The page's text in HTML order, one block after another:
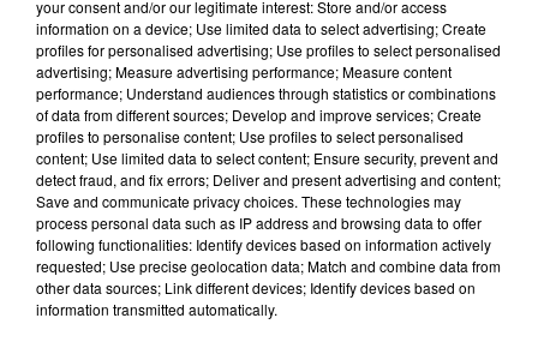
— Lustyuki (@lustyuki)September 28, 2020
Ah bordel! Tu as quelque chose contre les échalotes? Et
moi qui pensait que mes rdv Tinder étaient nazes
�xÈ�xÈ‍'�️#lamourestdanslepre
— Nela C �x!Èx!Èx!Èx!� (@Nela0212)September 28,
2020
#ADP2020#ADPla cuisine a l échalote...quoi il en a bouffer
avant de venir en fait..pic.twitter.com/oeGpgZMKaW
— cedricn (@02Cedric)September 28, 2020
your consent and/or our legitimate interest: Store and/or access
information on a device; Use limited data to select advertising; Create
profiles for personalised advertising; Use profiles to select personalised
advertising; Measure advertising performance; Measure content
performance; Understand audiences through statistics or combinations
of data from different sources; Develop and improve services; Create
profiles to personalise content; Use profiles to select personalised
content; Use limited data to select content; Ensure security, prevent and
detect fraud, and fix errors; Deliver and present advertising and content;
Save and communicate privacy choices. These technologies may
process personal data such as IP address and browsing data to offer
following functionalities: Identify devices based on information actively
requested; Use precise geolocation data; Match and combine data from
other data sources; Link different devices; Identify devices based on
information transmitted automatically.